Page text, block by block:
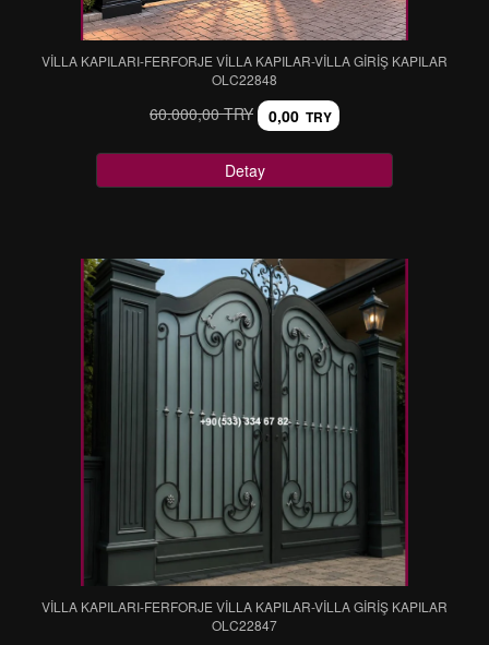
VİLLA KAPILARI-FERFORJE VİLLA KAPILAR-VİLLA GİRİŞ KAPILAR
OLC22848
60.000,00 TRY 0,00 TRY
Detay
VİLLA KAPILARI-FERFORJE VİLLA KAPILAR-VİLLA GİRİŞ KAPILAR
OLC22847